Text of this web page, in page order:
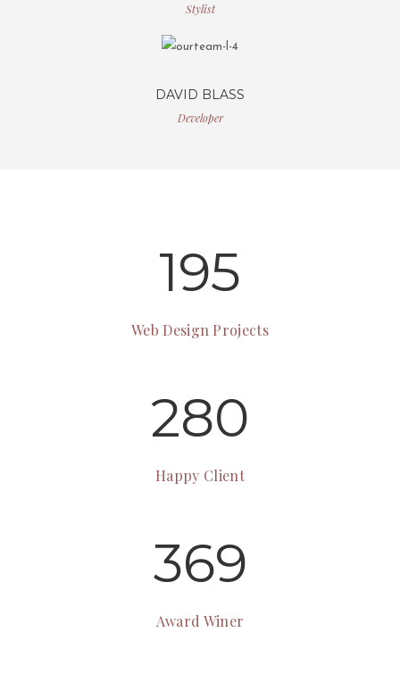
Stylist
DAVID BLASS
Developer
195
Web Design Projects
280
Happy Client
369
Award Winer